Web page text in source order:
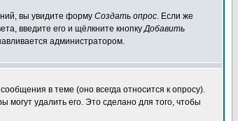
вы увидите форму Создать опрос. Если же
введите его и щёлкните кнопкуДобавить
администратором.
в теме (оно всегда относится к опросу).
могут удалить его. Это сделано для того, чтобы